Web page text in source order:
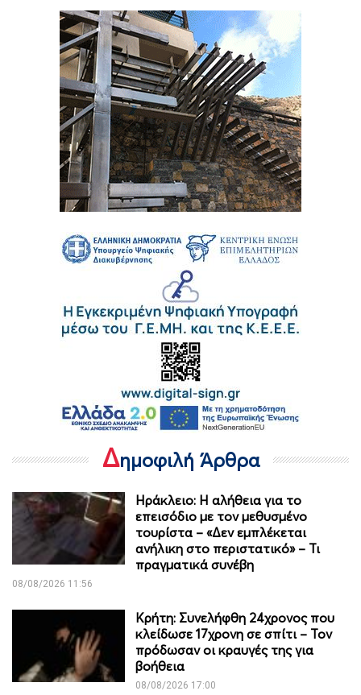
Δημοφιλή Άρθρα
Ηράκλειο: Η αλήθεια για το
επεισόδιο με τον μεθυσμένο
τουρίστα – «Δεν εμπλέκεται
ανήλικη στο περιστατικό» – Τι
πραγματικά συνέβη
08/08/2026 11:56
Κρήτη: Συνελήφθη 24χρονος που
κλείδωσε 17χρονη σε σπίτι – Τον
πρόδωσαν οι κραυγές της για
βοήθεια
08/08/2026 17:00